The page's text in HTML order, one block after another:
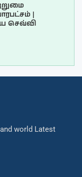
|
செவ்வி
world Latest